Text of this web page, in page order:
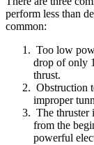
perform less than
common:
Too low
drop of only
thrust.
Obstruction
improper
The thruster
from the
powerful